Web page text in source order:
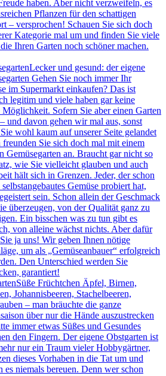
haben. Aber nicht verzweifeln, es
Pflanzen für den schattigen
– versprochen! Schauen Sie sich doch
Kategorie mal um und finden Sie viele
Ihren Garten noch schöner machen.
Lecker und gesund: der eigene
Gehen Sie noch immer Ihr
im Supermarkt einkaufen? Das ist
legitim und viele haben gar keine
Möglichkeit. Sofern Sie aber einen Garten
und davon gehen wir mal aus, sonst
wohl kaum auf unserer Seite gelandet
freunden Sie sich doch mal mit einem
Gemüsegarten an. Braucht gar nicht so
wie Sie vielleicht glauben und auch
hält sich in Grenzen. Jeder, der schon
Gemüse probiert hat,
sein. Schon allein der Geschmack
überzeugen, von der Qualität ganz zu
Ein bisschen was zu tun gibt es
von alleine wächst nichts. Aber dafür
ja uns! Wir geben Ihnen nötige
um als „Gemüseanbauer“ erfolgreich
Den Unterschied werden Sie
garantiert!
Süße Früchtchen Äpfel, Birnen,
Johannisbeeren, Stachelbeeren,
– man bräuchte die ganze
über nur die Hände auszustrecken
immer etwas Süßes und Gesundes
den Fingern. Der eigene Obstgarten ist
nur ein Traum vieler Hobbygärtner,
dieses Vorhaben in die Tat um und
es niemals bereuen. Denn wer schon